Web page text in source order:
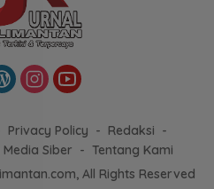
Privacy Policy
Redaksi
Siber
Tentang Kami
All Rights Reserved